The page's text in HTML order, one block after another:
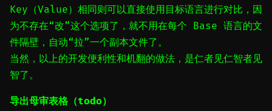
Key（Value）相同则可以直接使用目标语言进行对比，因
为不存在“改”这个选项了，就不用在每个 Base 语言的文
件隔壁，自动“拉”一个副本文件了。
当然，以上的开发便利性和机翻的做法，是仁者见仁智者见
智了。
导出母审表格（todo）